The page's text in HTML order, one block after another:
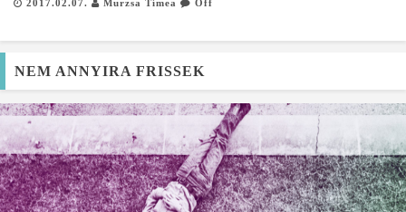
2017.02.07. Murzsa Tímea Off
NEM ANNYIRA FRISSEK